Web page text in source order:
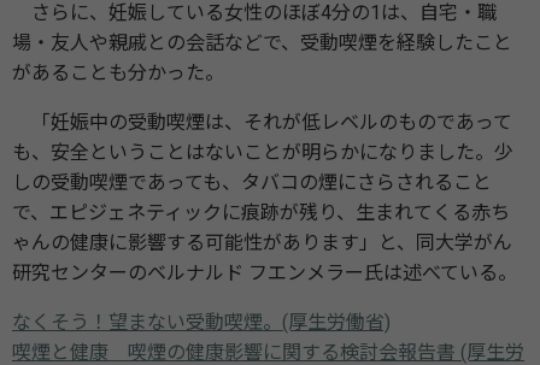
さらに、妊娠している女性のほぼ4分の1は、自宅・職
場・友人や親戚との会話などで、受動喫煙を経験したこと
があることも分かった。
「妊娠中の受動喫煙は、それが低レベルのものであって
も、安全ということはないことが明らかになりました。少
しの受動喫煙であっても、タバコの煙にさらされること
で、エピジェネティックに痕跡が残り、生まれてくる赤ち
ゃんの健康に影響する可能性があります」と、同大学がん
研究センターのベルナルド フエンメラー氏は述べている。
なくそう！望まない受動喫煙。(厚生労働省)
喫煙と健康 喫煙の健康影響に関する検討会報告書 (厚生労